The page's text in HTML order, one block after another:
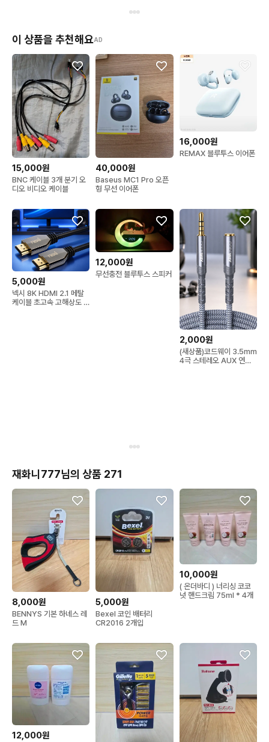
이 상품을 추천해요AD
15,000원
BNC 케이블 3개 분기 오
디오 비디오 케이블
40,000원
Baseus MC1 Pro 오픈
형 무선 이어폰
16,000원
REMAX 블루투스 이어폰
5,000원
넥시 8K HDMI 2.1 메탈
케이블 초고속 고해상도 3
12,000원
무선충전 블루투스 스피커
2,000원
(새상품)코드웨이 3.5mm
4극 스테레오 AUX 연장
재화니777님의 상품 271
8,000원
BENNYS 기본 하네스 레
드 M
5,000원
Bexel 코인 배터리
CR2016 2개입
10,000원
( 온더바디 ) 너리싱 코코
넛 핸드크림 75ml * 4개
12,000원